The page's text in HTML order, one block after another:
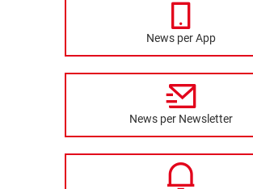
News per App
News per Newsletter